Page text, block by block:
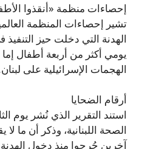
إحصاءات منظمة «أنقذوا
يومي أكثر من أربعة أطفال
الهجمات الإسرائيلية على
أرقام الضحايا
استند التقرير الذي نُشر يوم
آخرين جُرحوا منذ دخول